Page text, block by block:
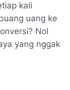
kali
uang ke
Nol
yang nggak